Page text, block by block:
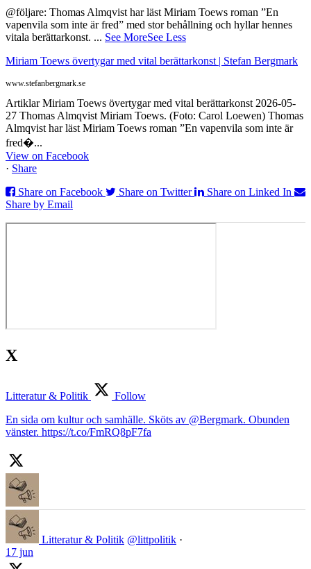
@följare: Thomas Almqvist har läst Miriam Toews roman ”En
vapenvila som inte är fred” med stor behållning och hyllar hennes
vitala berättarkonst. ... See MoreSee Less
Miriam Toews övertygar med vital berättarkonst | Stefan Bergmark
www.stefanbergmark.se
Artiklar Miriam Toews övertygar med vital berättarkonst 2026-05-
27 Thomas Almqvist Miriam Toews. (Foto: Carol Loewen) Thomas
Almqvist har läst Miriam Toews roman ”En vapenvila som inte är
fred�...
View on Facebook
· Share
Share on Facebook
Share on Twitter
Share on Linked In
Share by Email
X
Litteratur & Politik
Follow
En sida om kultur och samhälle. Sköts av @Bergmark. Obunden
vänster. https://t.co/FmRQ8pF7fa
Litteratur & Politik @littpolitik ·
17 jun